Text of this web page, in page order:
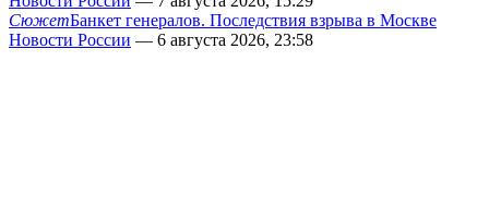
СюжетБанкет генералов. Последствия взрыва в Москве
Новости России — 6 августа 2026, 23:58